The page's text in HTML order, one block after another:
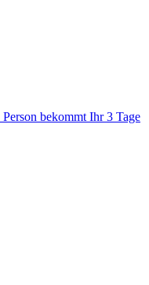
bekommt Ihr 3 Tage